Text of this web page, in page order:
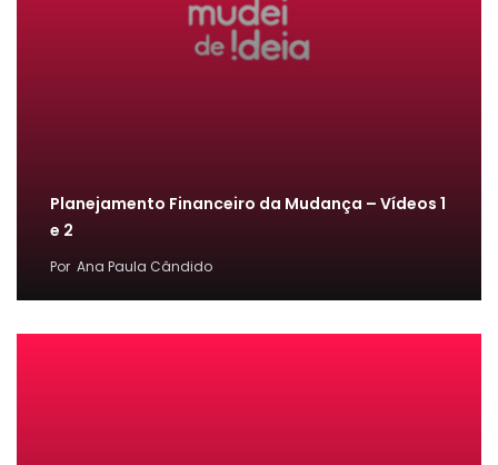
Planejamento Financeiro da Mudança – Vídeos 1
e 2
Por Ana Paula Cândido